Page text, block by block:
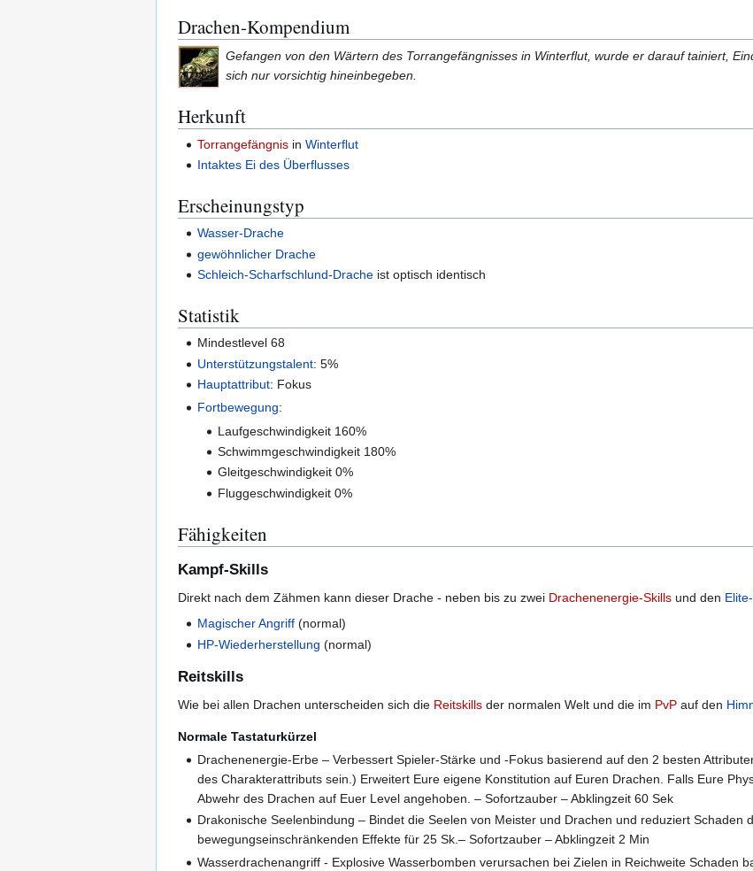
Drachen-Kompendium
Gefangen von den Wärtern des Torrangefängnisses in Winterflut, wurde er darauf tainiert,
sich nur vorsichtig hineinbegeben.
Herkunft
Torrangefängnis inWinterflut
Intaktes Ei des Überflusses
Erscheinungstyp
Wasser-Drache
gewöhnlicher Drache
Schleich-Scharfschlund-Drache ist optisch identisch
Statistik
Mindestlevel 68
Unterstützungstalent: 5%
Hauptattribut: Fokus
Fortbewegung:
Laufgeschwindigkeit 160%
Schwimmgeschwindigkeit 180%
Gleitgeschwindigkeit 0%
Fluggeschwindigkeit 0%
Fähigkeiten
Kampf-Skills
Direkt nach dem Zähmen kann dieser Drache - neben bis zu zwei Drachenenergie-Skills und den
Magischer Angriff (normal)
HP-Wiederherstellung (normal)
Reitskills
Wie bei allen Drachen unterscheiden sich die Reitskills der normalen Welt und die im PvP auf den
Normale Tastaturkürzel
Drachenenergie-Erbe – Verbessert Spieler-Stärke und -Fokus basierend auf den 2 besten
des Charakterattributs sein.) Erweitert Eure eigene Konstitution auf Euren Drachen. Falls Eure
Abwehr des Drachen auf Euer Level angehoben. – Sofortzauber – Abklingzeit 60 Sek
Drakonische Seelenbindung – Bindet die Seelen von Meister und Drachen und reduziert Schaden
bewegungseinschränkenden Effekte für 25 Sk.– Sofortzauber – Abklingzeit 2 Min
Wasserdrachenangriff - Explosive Wasserbomben verursachen bei Zielen in Reichweite Schaden